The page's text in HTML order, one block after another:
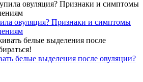
овуляция? Признаки и симптомы
белые выделения после овуляции?